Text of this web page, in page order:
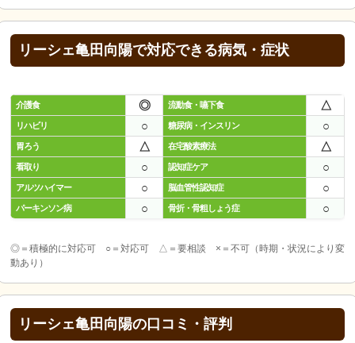
リーシェ亀田向陽で対応できる病気・症状
介護食 ◎ 流動食・嚥下食 △
リハビリ ○ 糖尿病・インスリン ○
胃ろう △ 在宅酸素療法 △
看取り ○ 認知症ケア ○
アルツハイマー ○ 脳血管性認知症 ○
パーキンソン病 ○ 骨折・骨粗しょう症 ○
◎＝積極的に対応可 ○＝対応可 △＝要相談 ×＝不可（時期・状況により変
動あり）
リーシェ亀田向陽の口コミ・評判